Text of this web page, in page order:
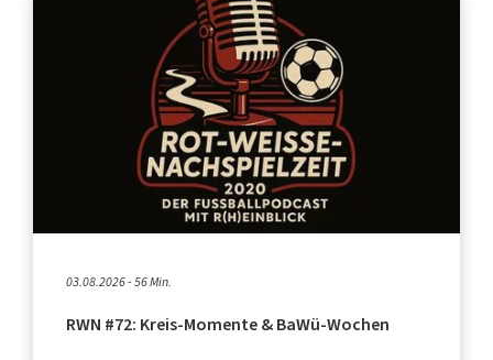
03.08.2026 - 56 Min.
RWN #72: Kreis-Momente & BaWü-Wochen